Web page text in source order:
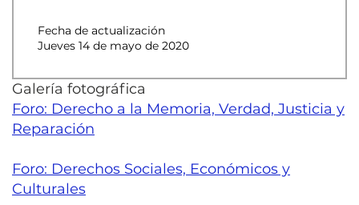
Fecha de actualización
Jueves 14 de mayo de 2020
Galería fotográfica
Foro: Derecho a la Memoria, Verdad, Justicia y
Reparación
Foro: Derechos Sociales, Económicos y
Culturales